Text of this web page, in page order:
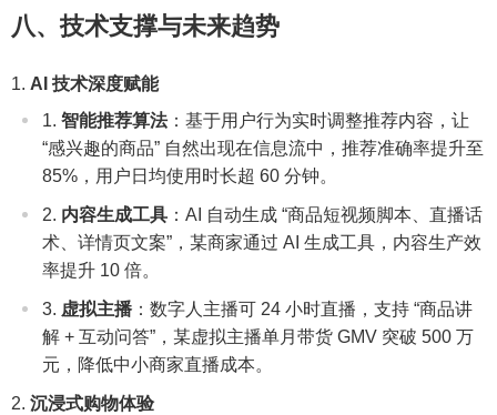
八、技术支撑与未来趋势
AI 技术深度赋能
智能推荐算法：基于用户行为实时调整推荐内容，让
“感兴趣的商品” 自然出现在信息流中，推荐准确率提升至
85%，用户日均使用时长超 60 分钟。
内容生成工具 ：AI 自动生成 “商品短视频脚本、直播话
术、详情页文案”，某商家通过 AI 生成工具，内容生产效
率提升 10 倍。
虚拟主播 ：数字人主播可 24 小时直播，支持 “商品讲
解 + 互动问答”，某虚拟主播单月带货 GMV 突破 500 万
元，降低中小商家直播成本。
沉浸式购物体验